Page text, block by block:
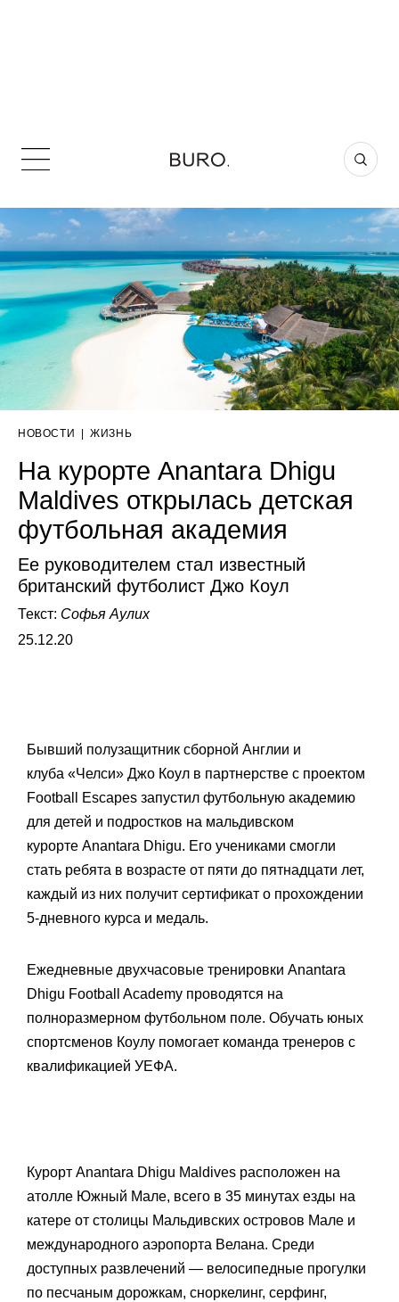
НОВОСТИ ЖИЗНЬ
На курорте Anantara Dhigu
Maldives открылась детская
футбольная академия
Ее руководителем стал известный
британский футболист Джо Коул
Текст: Софья Аулих
25.12.20
Бывший полузащитник сборной Англии и
клуба «Челси» Джо Коул в партнерстве с проектом
Football Escapes запустил футбольную академию
для детей и подростков на мальдивском
курорте Anantara Dhigu. Его учениками смогли
стать ребята в возрасте от пяти до пятнадцати лет,
каждый из них получит сертификат о прохождении
5-дневного курса и медаль.
Ежедневные двухчасовые тренировки Anantara
Dhigu Football Academy проводятся на
полноразмерном футбольном поле. Обучать юных
спортсменов Коулу помогает команда тренеров с
квалификацией УЕФА.
Курорт Anantara Dhigu Maldives расположен на
атолле Южный Мале, всего в 35 минутах езды на
катере от столицы Мальдивских островов Мале и
международного аэропорта Велана. Среди
доступных развлечений — велосипедные прогулки
по песчаным дорожкам, сноркелинг, серфинг,